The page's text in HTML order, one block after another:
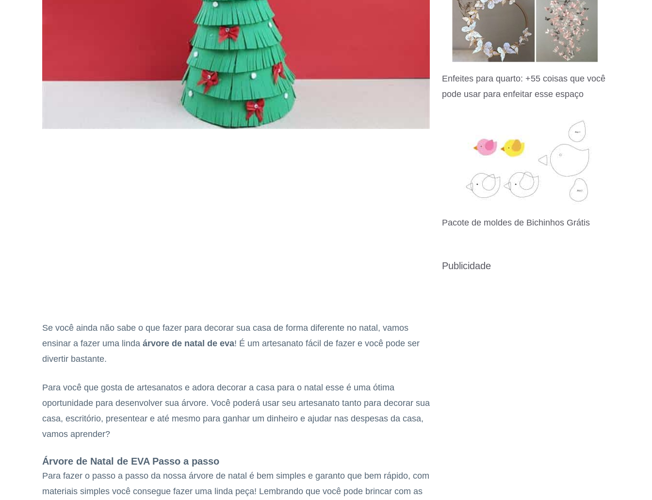
Se você ainda não sabe o que fazer para decorar sua casa de forma diferente no natal, vamos
ensinar a fazer uma linda árvore de natal de eva! É um artesanato fácil de fazer e você pode ser
divertir bastante.
Para você que gosta de artesanatos e adora decorar a casa para o natal esse é uma ótima
oportunidade para desenvolver sua árvore. Você poderá usar seu artesanato tanto para decorar sua
casa, escritório, presentear e até mesmo para ganhar um dinheiro e ajudar nas despesas da casa,
vamos aprender?
Árvore de Natal de EVA Passo a passo
Para fazer o passo a passo da nossa árvore de natal é bem simples e garanto que bem rápido, com
materiais simples você consegue fazer uma linda peça! Lembrando que você pode brincar com as
Enfeites para quarto: +55 coisas que você
pode usar para enfeitar esse espaço
Pacote de moldes de Bichinhos Grátis
Publicidade